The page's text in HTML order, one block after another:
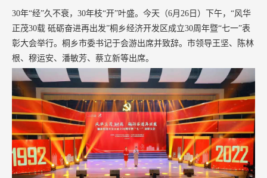
30年“经”久不衰，30年枝“开”叶盛。今天（6月26日）下午，“风华
正茂30载 砥砺奋进再出发”桐乡经济开发区成立30周年暨“七一”表
彰大会举行。桐乡市委书记于会游出席并致辞。市领导王坚、陈林
根、穆运安、潘敏芳、蔡立新等出席。